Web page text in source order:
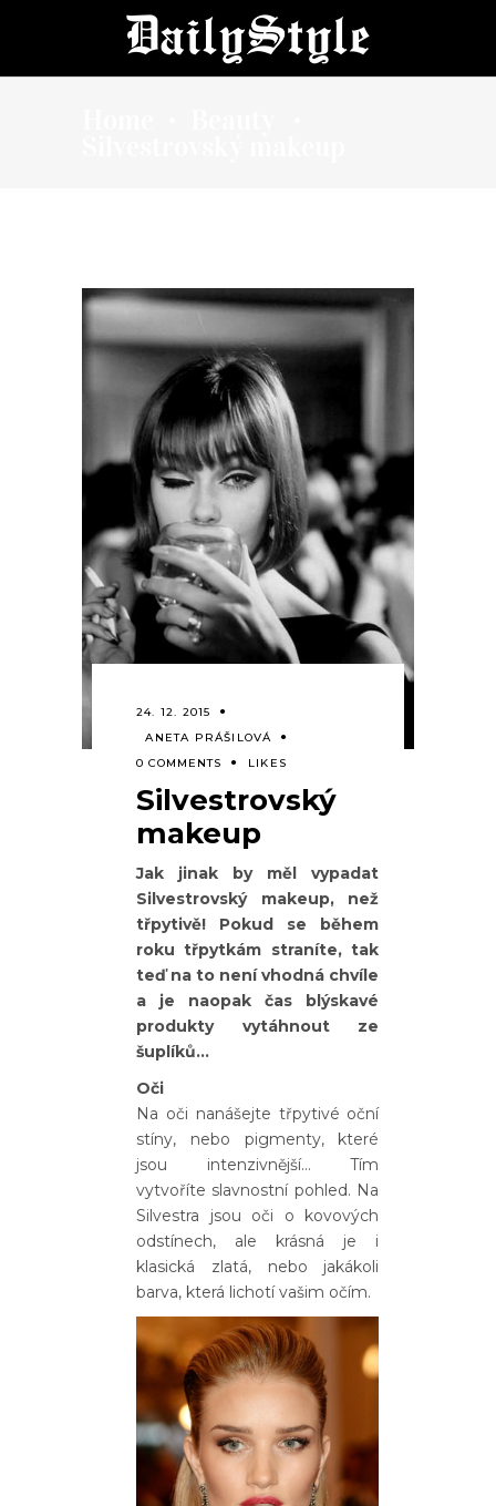
24. 12. 2015
ANETA PRÁŠILOVÁ
0 COMMENTS
LIKES
Silvestrovský
makeup
Jak jinak by měl vypadat
Silvestrovský makeup, než
třpytivě! Pokud se během
roku třpytkám straníte, tak
teď na to není vhodná chvíle
a je naopak čas blýskavé
produkty vytáhnout ze
šuplíků…
Oči
Na oči nanášejte třpytivé oční
stíny, nebo pigmenty, které
jsou intenzivnější… Tím
vytvoříte slavnostní pohled. Na
Silvestra jsou oči o kovových
odstínech, ale krásná je i
klasická zlatá, nebo jakákoli
barva, která lichotí vašim očím.